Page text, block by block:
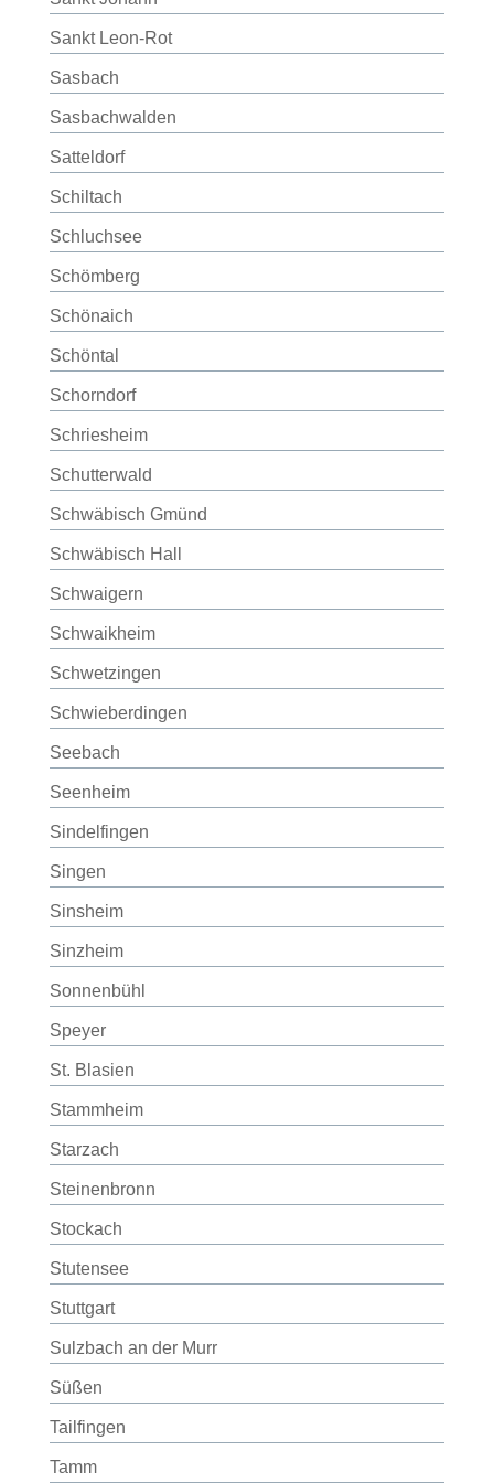
Sankt Leon-Rot
Sasbach
Sasbachwalden
Satteldorf
Schiltach
Schluchsee
Schömberg
Schönaich
Schöntal
Schorndorf
Schriesheim
Schutterwald
Schwäbisch Gmünd
Schwäbisch Hall
Schwaigern
Schwaikheim
Schwetzingen
Schwieberdingen
Seebach
Seenheim
Sindelfingen
Singen
Sinsheim
Sinzheim
Sonnenbühl
Speyer
St. Blasien
Stammheim
Starzach
Steinenbronn
Stockach
Stutensee
Stuttgart
Sulzbach an der Murr
Süßen
Tailfingen
Tamm